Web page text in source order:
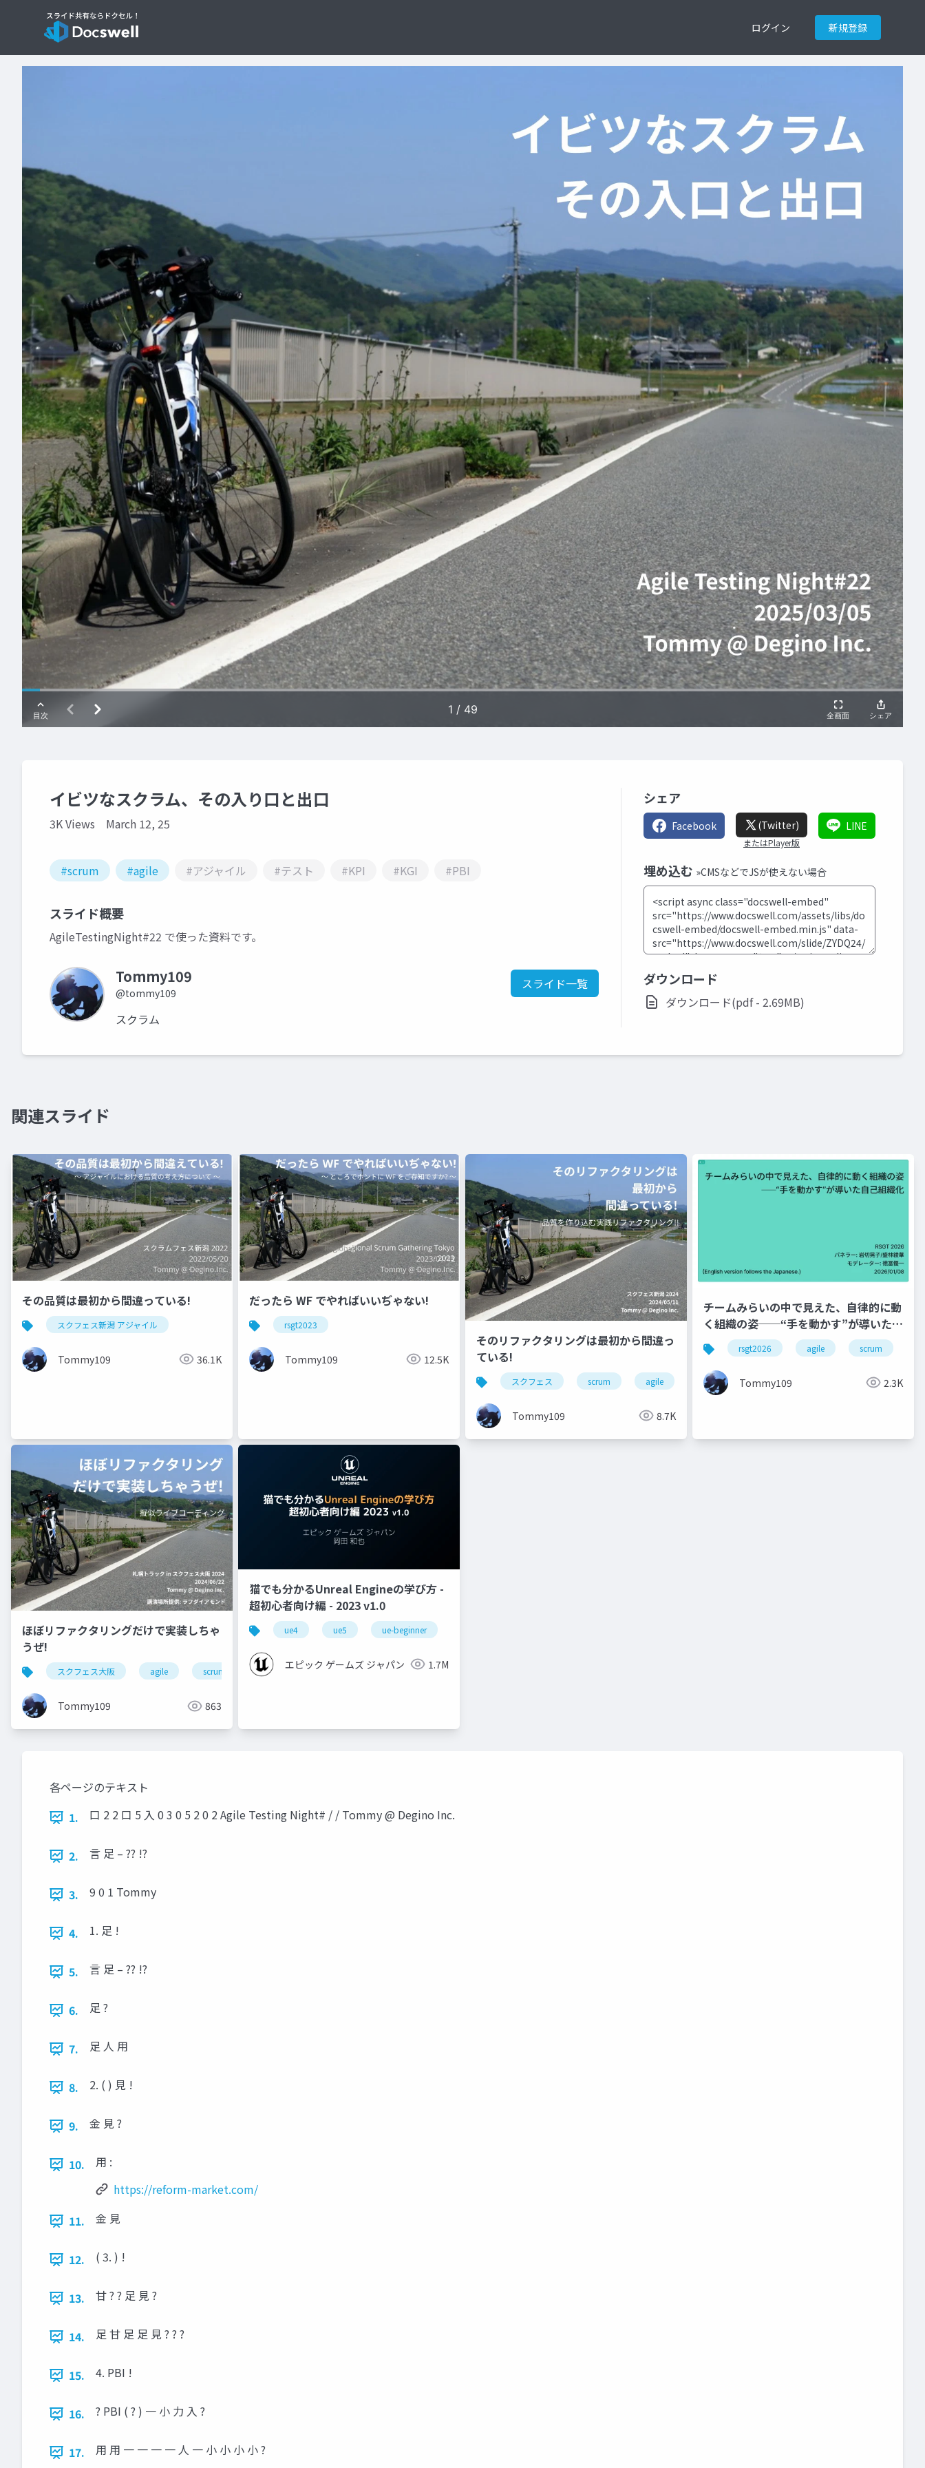
ログイン 新規登録
イビツなスクラム、その入り口と出口
3K Views March 12, 25
#scrum #agile #アジャイル #テスト #KPI #KGI #PBI
スライド概要
AgileTestingNight#22 で使った資料です。
Tommy109
@tommy109
スライド一覧
スクラム
シェア
Facebook (Twitter)
またはPlayer版
LINE
埋め込む »CMSなどでJSが使えない場合
ダウンロード
ダウンロード(pdf - 2.69MB)
関連スライド
その品質は最初から間違っている!
スクフェス新潟 アジャイル
Tommy109 36.1K
だったら WF でやればいいぢゃない!
rsgt2023
Tommy109 12.5K
そのリファクタリングは最初から間違っ
ている!
スクフェス scrum agile リファクタリング
Tommy109 8.7K
チームみらいの中で見えた、自律的に動
く組織の姿──“手を動かす”が導いた自
己組織化 How an Autonomous
Organization Emerged in Team
Mirai — Self-Organization Through
Hands-On Action
rsgt2026 agile scrum
Tommy109 2.3K
ほぼリファクタリングだけで実装しちゃ
うぜ!
スクフェス大阪 agile scrum リファクタリング
Tommy109 863
猫でも分かるUnreal Engineの学び方 -
超初心者向け編 - 2023 v1.0
ue4 ue5 ue-beginner
エピック ゲームズ ジャパン 1.7M
各ページのテキスト
1.
口 2 2 口 5 入 0 3 0 5 2 0 2 Agile Testing Night# / / Tommy @ Degino Inc.
2. 言 足 – ?? !?
3. 9 0 1 Tommy
4. 1. 足 !
5. 言 足 – ?? !?
6. 足 ?
7. 足 人 用
8. 2. ( ) 見 !
9. 金 見 ?
10.
用 :
https://reform-market.com/
11.
金 見
12. ( 3. ) !
13. 甘 ? ? 足 見 ?
14. 足 甘 足 足 見 ? ? ?
15. 4. PBI !
16. ? PBI ( ? ) 一 小 力 入 ?
17. 用 用 一 一 一 一 人 一 小 小 小 小 ?